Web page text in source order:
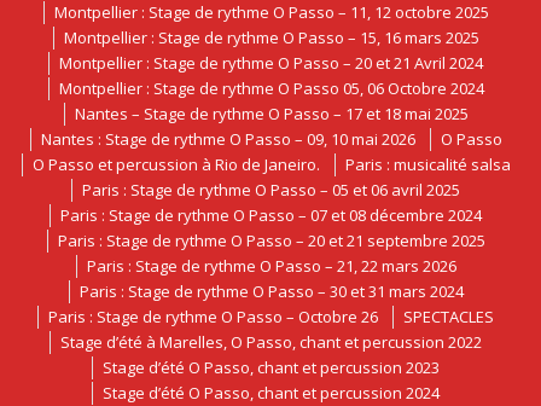
Montpellier : Stage de rythme O Passo – 11, 12 octobre 2025
Montpellier : Stage de rythme O Passo – 15, 16 mars 2025
Montpellier : Stage de rythme O Passo – 20 et 21 Avril 2024
Montpellier : Stage de rythme O Passo 05, 06 Octobre 2024
Nantes – Stage de rythme O Passo – 17 et 18 mai 2025
Nantes : Stage de rythme O Passo – 09, 10 mai 2026
O Passo
O Passo et percussion à Rio de Janeiro.
Paris : musicalité salsa
Paris : Stage de rythme O Passo – 05 et 06 avril 2025
Paris : Stage de rythme O Passo – 07 et 08 décembre 2024
Paris : Stage de rythme O Passo – 20 et 21 septembre 2025
Paris : Stage de rythme O Passo – 21, 22 mars 2026
Paris : Stage de rythme O Passo – 30 et 31 mars 2024
Paris : Stage de rythme O Passo – Octobre 26
SPECTACLES
Stage d’été à Marelles, O Passo, chant et percussion 2022
Stage d’été O Passo, chant et percussion 2023
Stage d’été O Passo, chant et percussion 2024